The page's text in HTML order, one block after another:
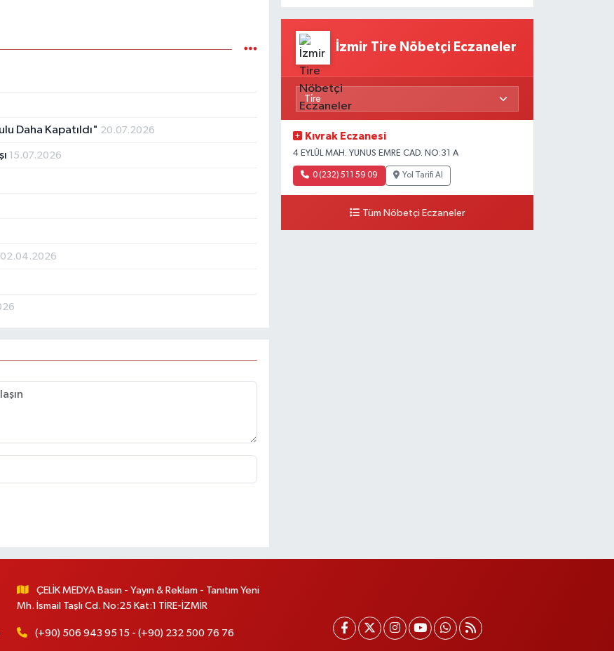
Daha Kapatıldı" 20.07.2026
15.07.2026
02.04.2026
İzmir Tire Nöbetçi Eczaneler
Kıvrak Eczanesi
4 EYLÜL MAH. YUNUS EMRE CAD. NO:31 A
0 (232) 511 59 09 Yol Tarifi Al
Tüm Nöbetçi Eczaneler
ÇELİK MEDYA Basın - Yayın & Reklam - Tanıtım Yeni
Mh. İsmail Taşlı Cd. No:25 Kat:1 TİRE-İZMİR
(+90) 506 943 95 15 - (+90) 232 500 76 76